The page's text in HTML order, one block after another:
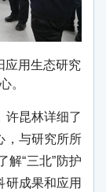
应用生态研究
。
许昆林详细了
，与研究所所
解“三北”防护
研成果和应用